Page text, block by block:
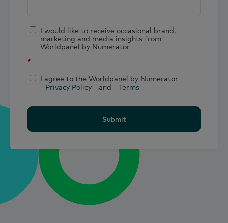
I would like to receive occasional brand,
marketing and media insights from
Worldpanel by Numerator
*
I agree to the Worldpanel by Numerator
Privacy Policy
and Terms
Submit